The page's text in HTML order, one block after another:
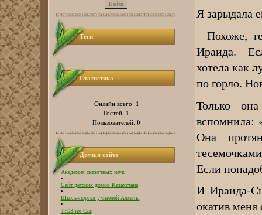
Теги
Статистика
Онлайн всего: 1
Гостей: 1
Пользователей: 0
Друзья сайта
Академия сказочных наук
Сайт детских домов Казахстана
Школа-портал учителей Алматы
ТЮЗ им.Сац
Я зарыдала
– Похоже,
Ираида. –
хотела как
по горло.
Только
вспомнила:
Она
Если
И Ираида-
окатив